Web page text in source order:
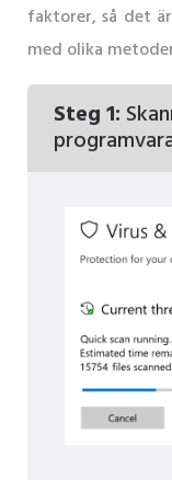
faktorer, så det
med olika
Steg 1: